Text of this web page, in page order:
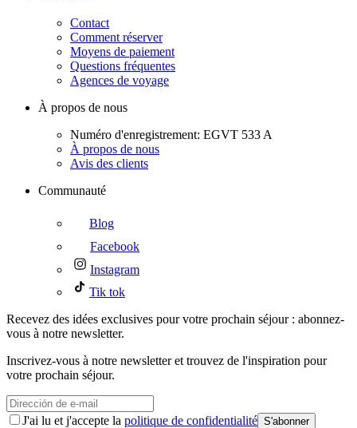
Contact
Comment réserver
Moyens de paiement
Questions fréquentes
Agences de voyage
À propos de nous
Numéro d'enregistrement: EGVT 533 A
À propos de nous
Avis des clients
Communauté
Blog
Facebook
Instagram
Tik tok
Recevez des idées exclusives pour votre prochain séjour : abonnez-
vous à notre newsletter.
Inscrivez-vous à notre newsletter et trouvez de l'inspiration pour
votre prochain séjour.
J'ai lu et j'accepte la politique de confidentialité S'abonner